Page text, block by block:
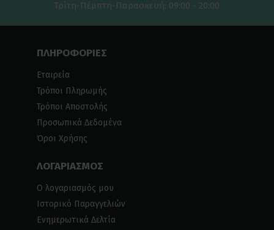
Τρίτη-Πέμπτη-Παρασκευή: 09:00 - 20:00
ΠΛΗΡΟΦΟΡΙΕΣ
Εταιρεία
Τρόποι Πληρωμής
Τρόποι Αποστολής
Προσωπικά Δεδομένα
Όροι Χρήσης
ΛΟΓΑΡΙΑΣΜΟΣ
Ο λογαριασμός μου
Ιστορικό Παραγγελιών
Ενημερωτικά Δελτία